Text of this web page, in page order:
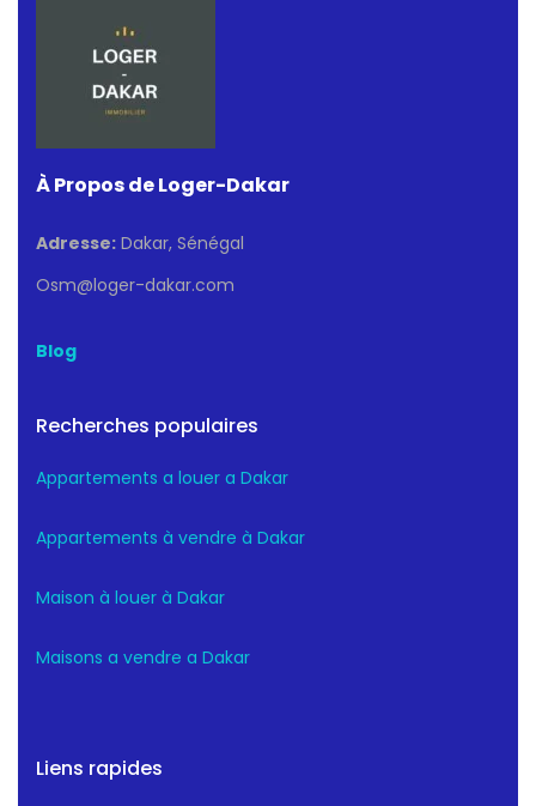
À Propos de Loger-Dakar
Adresse: Dakar, Sénégal
Osm@loger-dakar.com
Blog
Recherches populaires
Appartements a louer a Dakar
Appartements à vendre à Dakar
Maison à louer à Dakar
Maisons a vendre a Dakar
Liens rapides